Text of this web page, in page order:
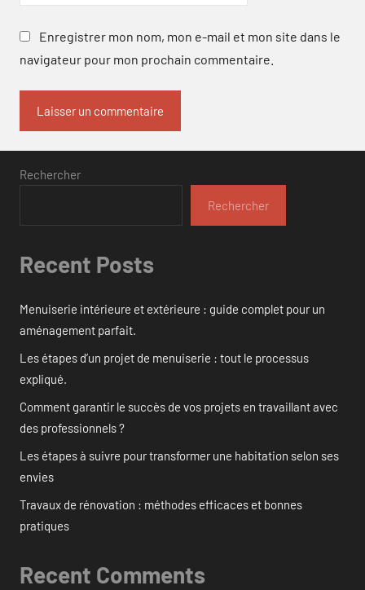
Enregistrer mon nom, mon e-mail et mon site dans le
navigateur pour mon prochain commentaire.
Rechercher
Rechercher
Recent Posts
Menuiserie intérieure et extérieure : guide complet pour un
aménagement parfait.
Les étapes d’un projet de menuiserie : tout le processus
expliqué.
Comment garantir le succès de vos projets en travaillant avec
des professionnels ?
Les étapes à suivre pour transformer une habitation selon ses
envies
Travaux de rénovation : méthodes efficaces et bonnes
pratiques
Recent Comments